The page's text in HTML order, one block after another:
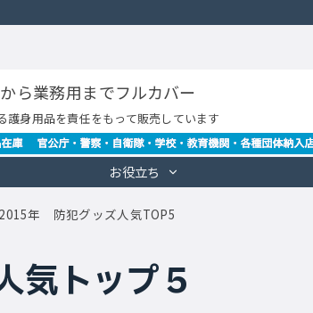
ら業務用までフルカバー
護身用品を責任をもって販売しています
お役立ち
2015年 防犯グッズ人気TOP5
気トップ５